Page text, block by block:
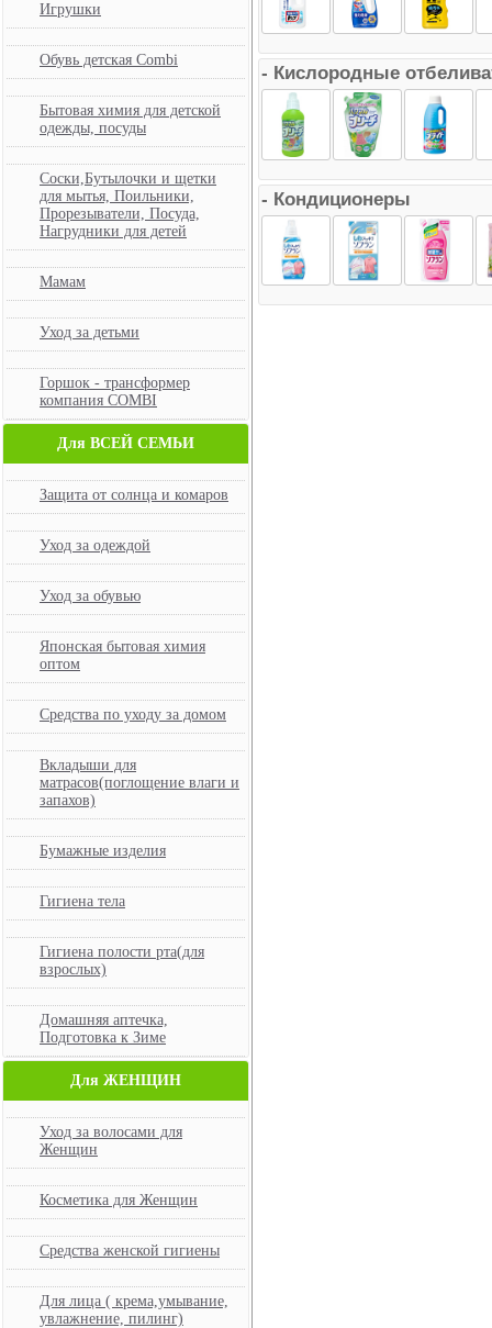
Игрушки
Обувь детская Combi
Бытовая химия для детской
одежды, посуды
Соски,Бутылочки и щетки
для мытья, Поильники,
Прорезыватели, Посуда,
Нагрудники для детей
Мамам
Уход за детьми
Горшок - трансформер
компания COMBI
Для ВСЕЙ СЕМЬИ
Защита от солнца и комаров
Уход за одеждой
Уход за обувью
Японская бытовая химия
оптом
Средства по уходу за домом
Вкладыши для
матрасов(поглощение влаги и
запахов)
Бумажные изделия
Гигиена тела
Гигиена полости рта(для
взрослых)
Домашняя аптечка,
Подготовка к Зиме
Для ЖЕНЩИН
Уход за волосами для
Женщин
Косметика для Женщин
Средства женской гигиены
Для лица ( крема,умывание,
увлажнение, пилинг)
- Кислородные
- Кондиционеры